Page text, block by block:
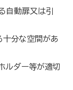
自動扉又は引
十分な空間があ
ルダー等が適切